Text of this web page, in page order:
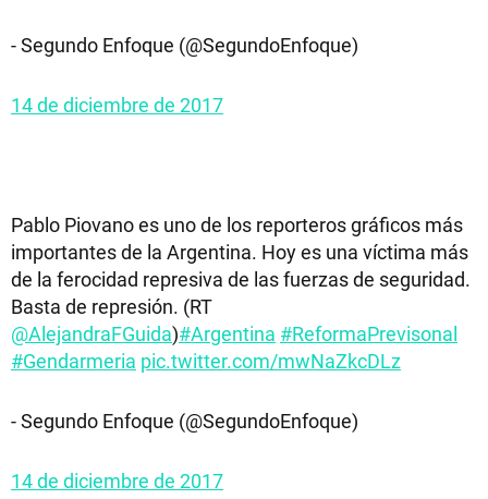
- Segundo Enfoque (@SegundoEnfoque)
14 de diciembre de 2017
Pablo Piovano es uno de los reporteros gráficos más
importantes de la Argentina. Hoy es una víctima más
de la ferocidad represiva de las fuerzas de seguridad.
Basta de represión. (RT
@AlejandraFGuida)#Argentina #ReformaPrevisonal
#Gendarmeria pic.twitter.com/mwNaZkcDLz
- Segundo Enfoque (@SegundoEnfoque)
14 de diciembre de 2017